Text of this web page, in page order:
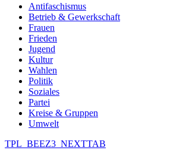
Antifaschismus
Betrieb & Gewerkschaft
Frauen
Frieden
Jugend
Kultur
Wahlen
Politik
Soziales
Partei
Kreise & Gruppen
Umwelt
TPL_BEEZ3_NEXTTAB